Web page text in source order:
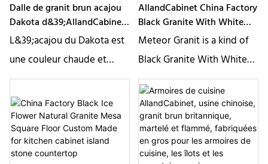
Dalle de granit brun acajou
Dakota d&39;AllandCabinet
China Factory America pour
comptoir en pierre d&39;îlot
de cuisine
L&39;acajou du Dakota est
une couleur chaude et
riche composée de roches
d&39;améthyste rouges,
bleues et brunes extraites
dans le Dakota du Sud, aux
États-Unis. Cette pierre est
AllandCabinet China Factory
Black Granite With White
Veins Meteor Granite Slab
for kitchen cabinet island
stone countertop
Meteor Granit is a kind of
Black Granite With White
Veins Slab. It is also made
of natural stone. The white
texture can make the
overall effect look
beautiful. If you like this